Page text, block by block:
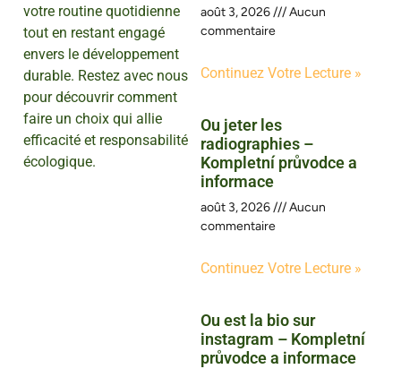
votre routine quotidienne
tout en restant engagé
envers le développement
durable. Restez avec nous
pour découvrir comment
faire un choix qui allie
efficacité et responsabilité
écologique.
août 3, 2026
Aucun
commentaire
Continuez Votre Lecture »
Ou jeter les
radiographies –
Kompletní průvodce a
informace
août 3, 2026
Aucun
commentaire
Continuez Votre Lecture »
Ou est la bio sur
instagram – Kompletní
průvodce a informace